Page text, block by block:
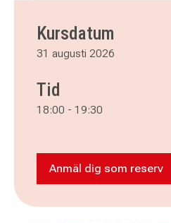
Kursdatum
31 augusti 2026
Tid
18:00 - 19:30
Anmäl dig
Anmäl dig som reserv